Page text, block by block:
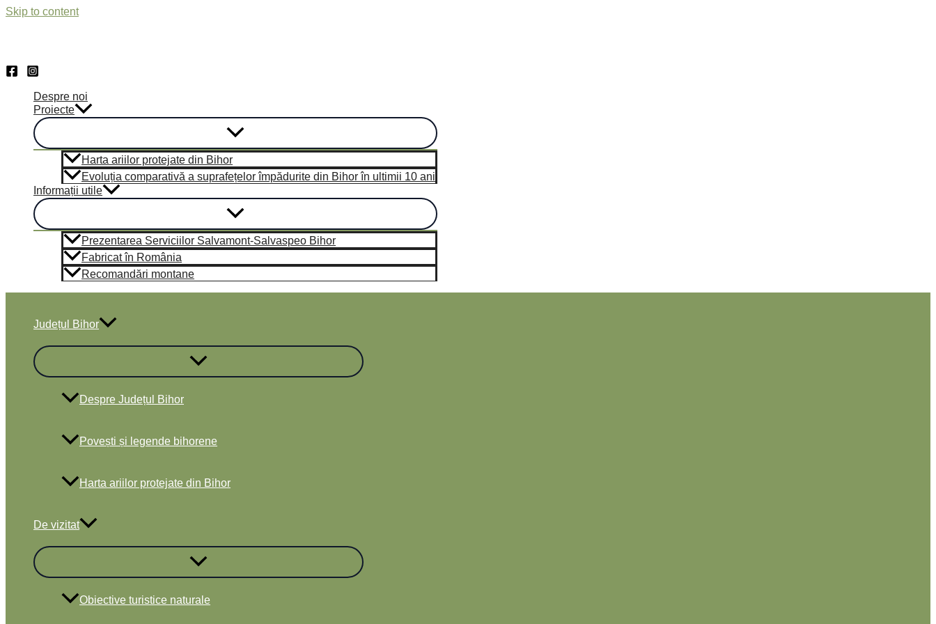
Skip to content
Despre noi
Proiecte
Harta ariilor protejate din Bihor
Evoluția comparativă a suprafețelor împădurite din Bihor în ultimii 10 ani
Informații utile
Prezentarea Serviciilor Salvamont-Salvaspeo Bihor
Fabricat în România
Recomandări montane
Județul Bihor
Despre Județul Bihor
Povești și legende bihorene
Harta ariilor protejate din Bihor
De vizitat
Obiective turistice naturale